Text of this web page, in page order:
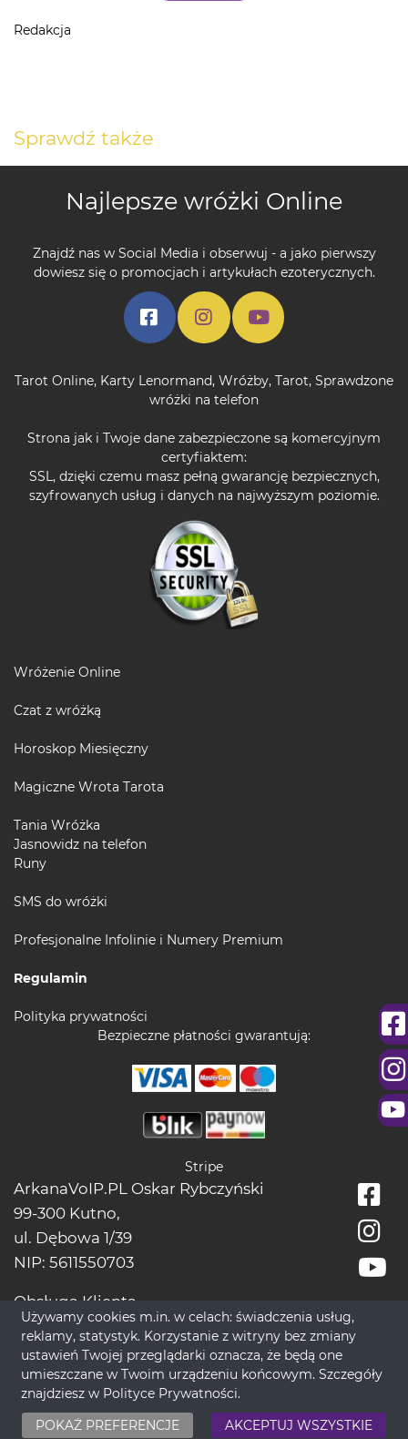
Redakcja
Sprawdź także
Najlepsze wróżki Online
Znajdź nas w Social Media i obserwuj - a jako pierwszy
dowiesz się o promocjach i artykułach ezoterycznych.
Tarot Online, Karty Lenormand, Wróżby, Tarot, Sprawdzone
wróżki na telefon
Strona jak i Twoje dane zabezpieczone są komercyjnym
certyfiaktem:
SSL, dzięki czemu masz pełną gwarancję bezpiecznych,
szyfrowanych usług i danych na najwyższym poziomie.
Wróżenie Online
Czat z wróżką
Horoskop Miesięczny
Magiczne Wrota Tarota
Tania Wróżka
Jasnowidz na telefon
Runy
SMS do wróżki
Profesjonalne Infolinie i Numery Premium
Regulamin
Polityka prywatności
Bezpieczne płatności gwarantują:
Stripe
ArkanaVoIP.PL Oskar Rybczyński
99-300 Kutno,
ul. Dębowa 1/39
NIP: 5611550703
Obsługa Klienta
tel.:+48228966666
bok[@]wrozbytarot.online
ponadczasową Ezoterykę.
Używamy cookies m.in. w celach: świadczenia usług,
reklamy, statystyk. Korzystanie z witryny bez zmiany
ustawień Twojej przeglądarki oznacza, że będą one
umieszczane w Twoim urządzeniu końcowym. Szczegóły
znajdziesz w Polityce Prywatności.
POKAŻ PREFERENCJE
AKCEPTUJ WSZYSTKIE